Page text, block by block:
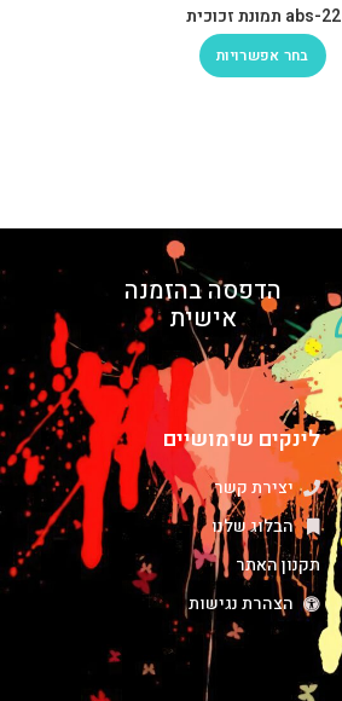
abs-22 תמונת זכוכית
בחר אפשרויות
הדפסה בהזמנה
אישית
לינקים שימושיים
יצירת קשר
הבלוג שלנו
תקנון האתר
הצהרת נגישות